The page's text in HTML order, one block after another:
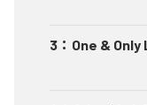
3 ： One & Only